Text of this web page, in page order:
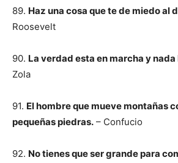
89. Haz una cosa que te de miedo al
Roosevelt
90. La verdad esta en marcha y nada
Zola
91. El hombre que mueve montañas
pequeñas piedras. – Confucio
92. No tienes que ser grande para